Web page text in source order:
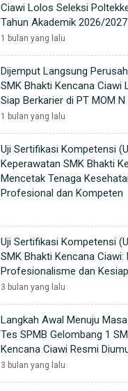
Ciawi Lolos Seleksi
Tahun Akademik 2026/2027
1 bulan yang lalu
Dijemput Langsung
SMK Bhakti Kencana Ciawi
Siap Berkarier di PT MOM N
1 bulan yang lalu
Uji Sertifikasi Kompetensi
Keperawatan SMK Bhakti
Mencetak Tenaga
Profesional dan Kompeten
Uji Sertifikasi Kompetensi
SMK Bhakti Kencana Ciawi:
Profesionalisme dan
3 bulan yang lalu
Langkah Awal Menuju
Tes SPMB Gelombang 1
Kencana Ciawi Resmi
3 bulan yang lalu